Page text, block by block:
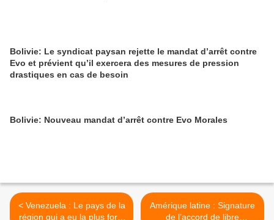
Bolivie: Le syndicat paysan rejette le mandat d’arrêt contre
Evo et prévient qu’il exercera des mesures de pression
drastiques en cas de besoin
Bolivie: Nouveau mandat d’arrêt contre Evo Morales
< Venezuela : Le pays de la
région qui a eu la plus forte
Amérique latine : Signature
de l’accord de libre